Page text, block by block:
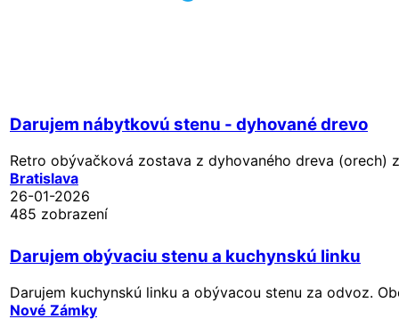
Darujem nábytkovú stenu - dyhované drevo
Retro obývačková zostava z dyhovaného dreva
Bratislava
26-01-2026
485 zobrazení
Darujem obývaciu stenu a kuchynskú linku
Darujem kuchynskú linku a obývacou stenu za odvoz.
Nové Zámky